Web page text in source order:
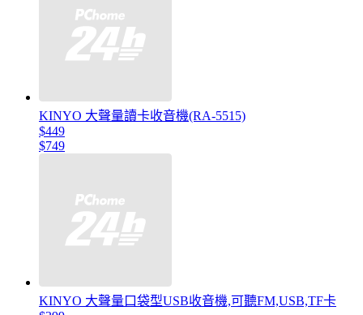
KINYO 大聲量讀卡收音機(RA-5515)
$449
$749
KINYO 大聲量口袋型USB收音機,可聽FM,USB,TF卡